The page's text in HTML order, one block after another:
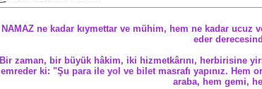
NAMAZ ne kadar kıymettar ve mühim, hem ne kadar ucuz
eder
Bir zaman, bir büyük hâkim, iki hizmetkârını, herbirisine
emreder ki: "Şu para ile yol ve bilet masrafı yapınız. Hem
araba, hem gemi,